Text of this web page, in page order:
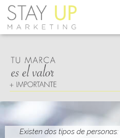
Existen dos tipos de